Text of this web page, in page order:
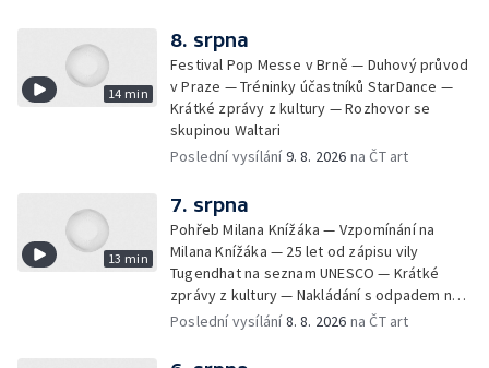
14 min
8. srpna
Festival Pop Messe v Brně — Duhový průvod
v Praze — Tréninky účastníků StarDance —
Krátké zprávy z kultury — Rozhovor se
skupinou Waltari
Poslední vysílání9. 8. 2026 na ČT art
13 min
7. srpna
Pohřeb Milana Knížáka — Vzpomínání na
Milana Knížáka — 25 let od zápisu vily
Tugendhat na seznam UNESCO — Krátké
zprávy z kultury — Nakládání s odpadem na
festivalu Brutal Assault — Koncert Marka
Poslední vysílání8. 8. 2026 na ČT art